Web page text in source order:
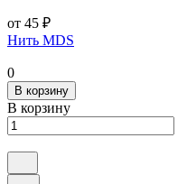
от 45 ₽
Нить MDS
0
В корзину
В корзину